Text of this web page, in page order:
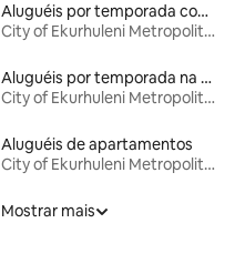
Aluguéis por temporada com café da manhã
City of Ekurhuleni Metropolitan Municipality
Aluguéis por temporada na orla
City of Ekurhuleni Metropolitan Municipality
Aluguéis de apartamentos
City of Ekurhuleni Metropolitan Municipality
Mostrar mais